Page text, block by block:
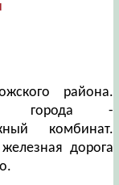
района.
города -
комбинат.
дорога